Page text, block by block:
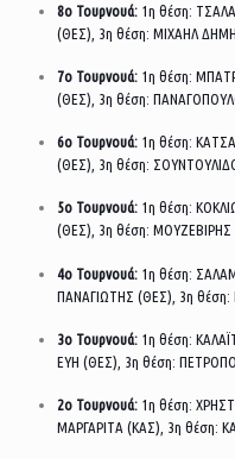
8ο Τουρνουά: 1η θέση:
(ΘΕΣ), 3η θέση: ΜΙΧΑΗΛ
7ο Τουρνουά: 1η θέση:
(ΘΕΣ), 3η θέση:
6ο Τουρνουά: 1η θέση:
(ΘΕΣ), 3η θέση:
5ο Τουρνουά: 1η θέση:
(ΘΕΣ), 3η θέση: ΜΟΥΖΕΒΙΡΗΣ
4ο Τουρνουά: 1η θέση:
ΠΑΝΑΓΙΩΤΗΣ (ΘΕΣ), 3η
3ο Τουρνουά: 1η θέση:
ΕΥΗ (ΘΕΣ), 3η θέση:
2ο Τουρνουά: 1η θέση:
ΜΑΡΓΑΡΙΤΑ (ΚΑΣ), 3η θέση: